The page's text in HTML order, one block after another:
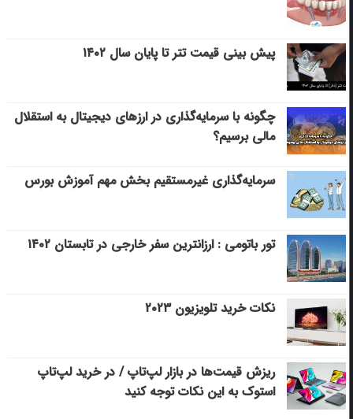
پیش بینی قیمت تتر تا پایان سال ۱۴۰۲
چگونه با سرمایه‌گذاری در ارزهای دیجیتال به استقلال
مالی برسیم؟
سرمایه‌گذاری غیرمستقیم بخش مهم آموزش بورس
تور باتومی : ارزانترین سفر خارجی در تابستان ۱۴۰۲
نکات خرید تلویزیون ۲۰۲۳
ریزش قیمت‌ها در بازار لپ‌تاپ / در خرید لپ‌تاپ
استوک به این نکات توجه کنید